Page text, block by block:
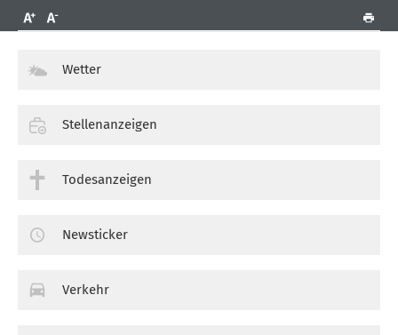
Wetter
Stellenanzeigen
Todesanzeigen
Newsticker
Verkehr